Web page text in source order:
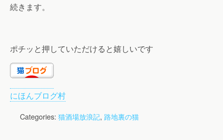
続きます。
ポチッと押していただけると嬉しいです
にほんブログ村
Categories: 猫酒場放浪記, 路地裏の猫